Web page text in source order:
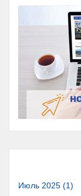
Июль 2025 (1)